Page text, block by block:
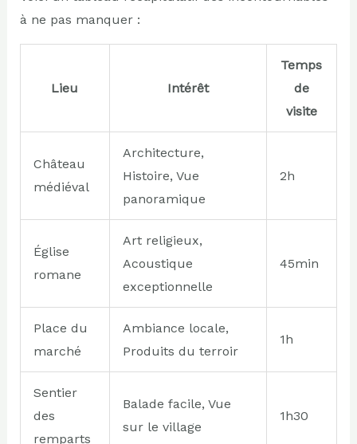
à ne pas manquer :
Lieu Intérêt
Temps
de
visite
Château
médiéval
Architecture,
Histoire, Vue
panoramique
2h
Église
romane
Art religieux,
Acoustique
exceptionnelle
45min
Place du
marché
Ambiance locale,
Produits du terroir
1h
Sentier
des
remparts
Balade facile, Vue
sur le village
1h30